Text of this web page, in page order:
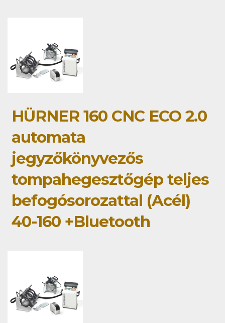
HÜRNER 160 CNC ECO 2.0
automata
jegyzőkönyvezős
tompahegesztőgép teljes
befogósorozattal (Acél)
40-160 +Bluetooth